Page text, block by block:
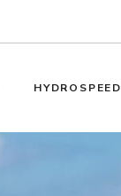
HYDROSPEED